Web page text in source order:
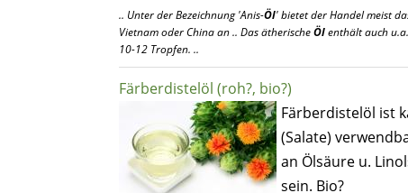
.. Unter der Bezeichnung 'Anis-Öl' bietet der Handel meist
Vietnam oder China an .. Das ätherischeÖlenthält auch
10-12 Tropfen. ..
Färberdistelöl (roh?, bio?)
Färberdistelöl ist
(Salate)
an Ölsäure u.
sein. Bio?